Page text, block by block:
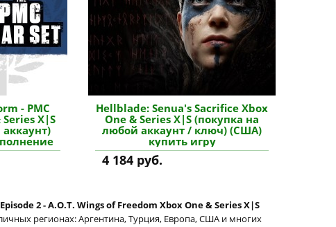
- PMC
X|S
Hellblade: Senua's Sacrifice Xbox
One & Series X|S (покупка на
любой аккаунт / ключ) (США)
купить игру
4 184 руб.
2 - A.O.T. Wings of Freedom Xbox One & Series X|S
регионах: Аргентина, Турция, Европа, США и многих